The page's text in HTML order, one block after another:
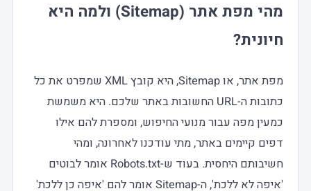
מהי מפת אתר (Sitemap) ולמה היא
חיונית?
מפת אתר, או Sitemap, היא קובץ XML שמפרט את כל
כתובות ה-URL החשובות באתר שלכם. היא משמשת
כמעין מפה עבור מנועי החיפוש, ומספרת להם אילו
דפים קיימים באתר, מתי עודכנו לאחרונה, ומהי
חשיבותם היחסית. בעוד ש-Robots.txt אומר לבוטים
'איפה לא ללכת', ה-Sitemap אומר להם 'איפה כן ללכת'